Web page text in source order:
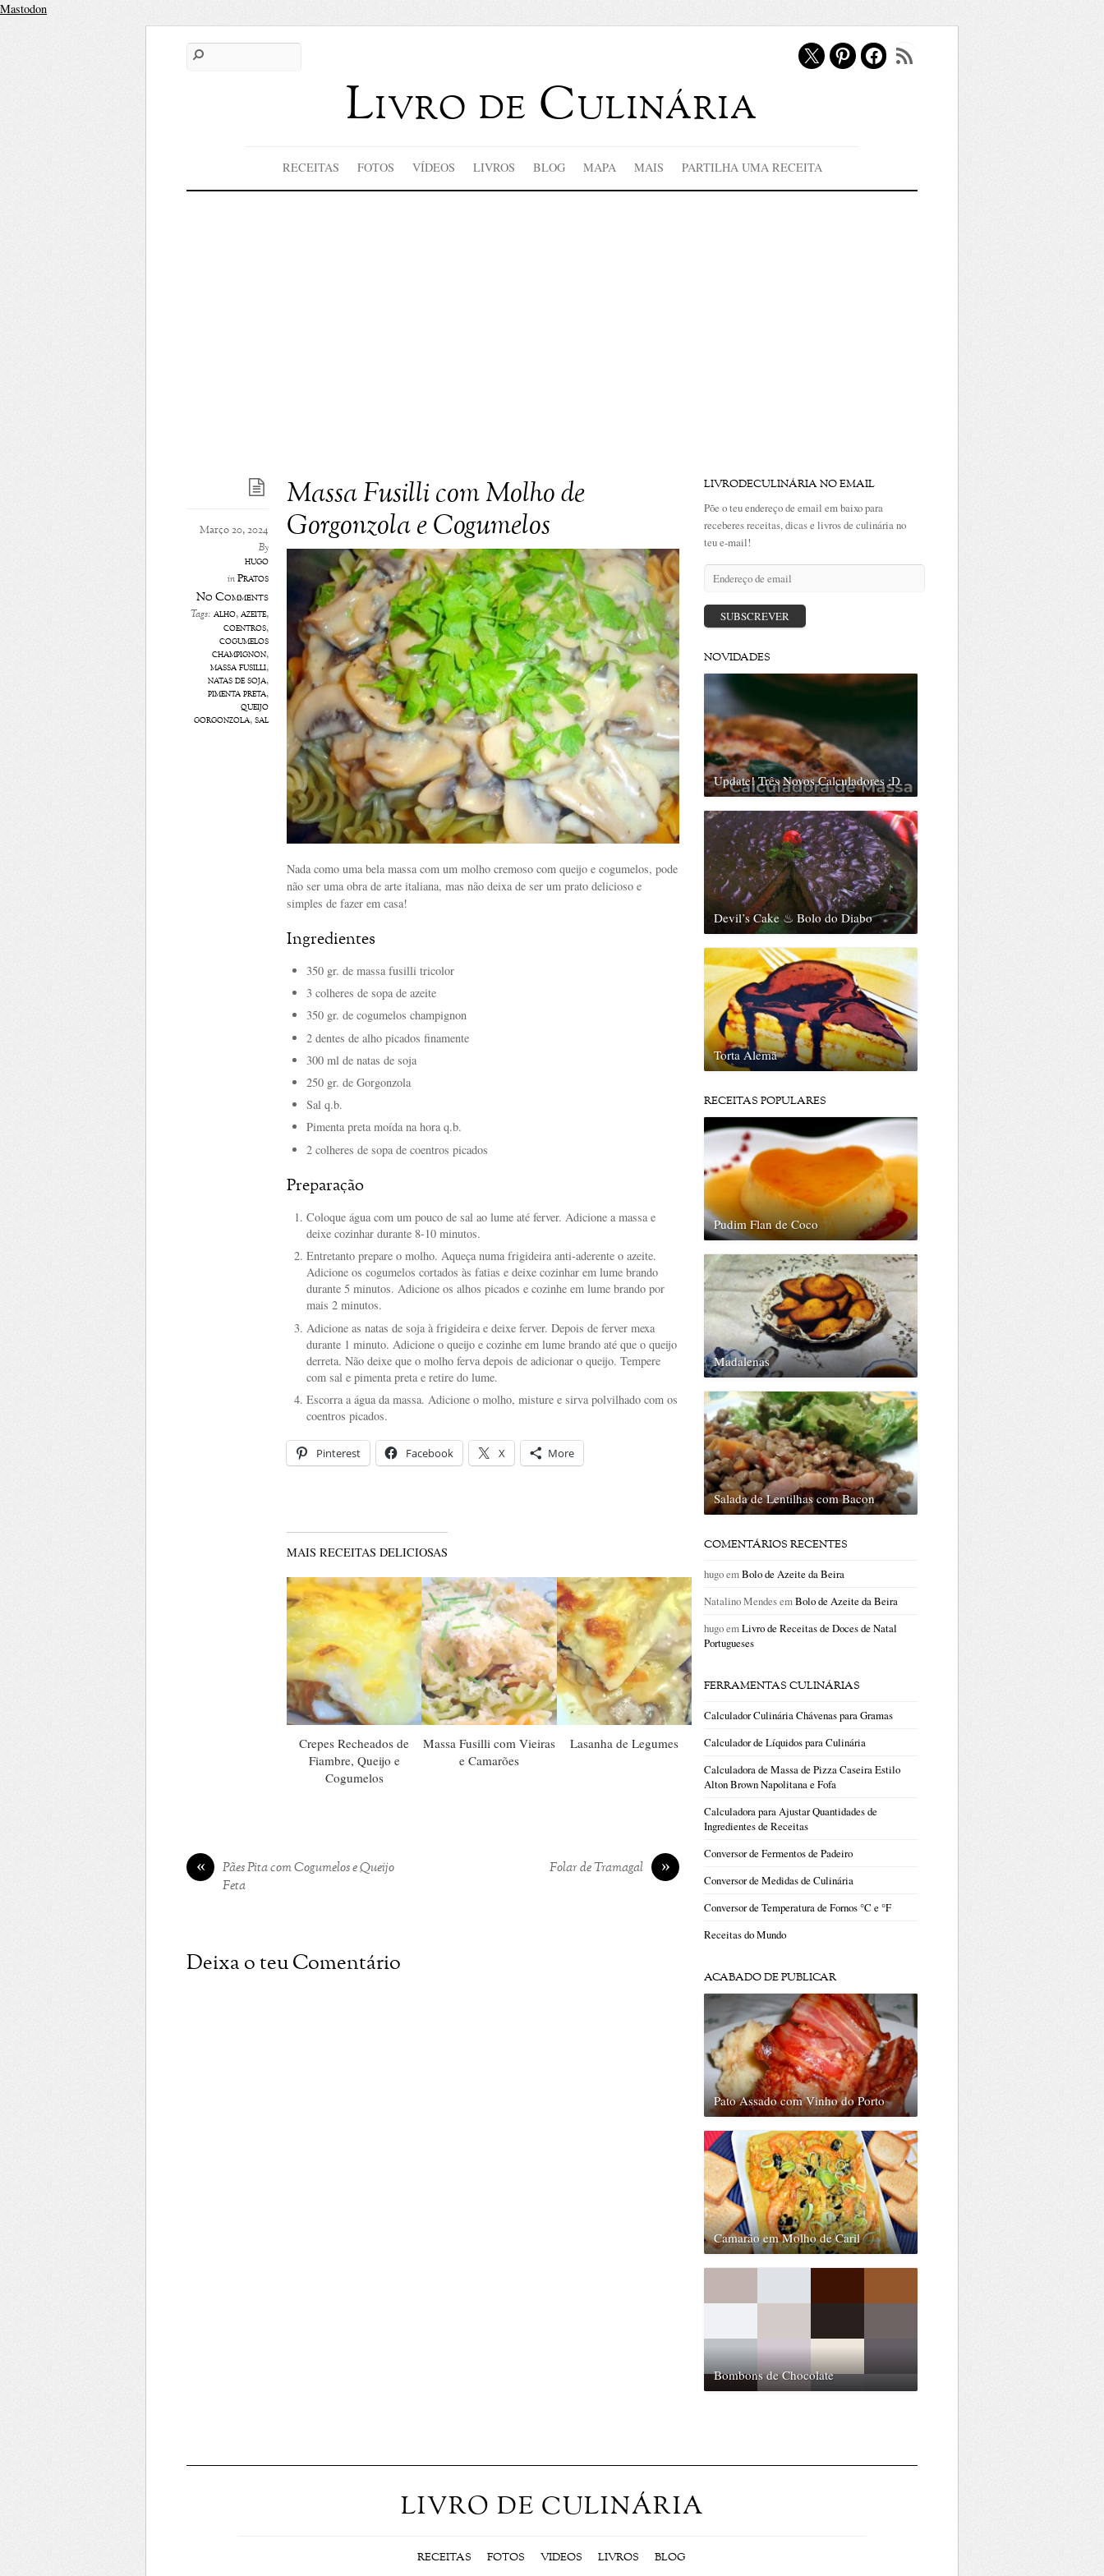
Mastodon
Livro de Culinária
X Pinterest
Facebook
Feed RSS
RECEITAS FOTOS VÍDEOS LIVROS BLOG MAPA MAIS PARTILHA UMA RECEITA
Massa Fusilli com Molho de
Gorgonzola e Cogumelos
Março 20, 2024
By
hugo
inPratos
No Comments
Tags: alho,azeite,
coentros,
cogumelos
champignon,
massa fusilli,
natas de soja,
pimenta preta,
queijo
gorgonzola,sal
Nada como uma bela massa com um molho cremoso com queijo e cogumelos, pode
não ser uma obra de arte italiana, mas não deixa de ser um prato delicioso e
simples de fazer em casa!
Ingredientes
350 gr. de massa fusilli tricolor
3 colheres de sopa de azeite
350 gr. de cogumelos champignon
2 dentes de alho picados finamente
300 ml de natas de soja
250 gr. de Gorgonzola
Sal q.b.
Pimenta preta moída na hora q.b.
2 colheres de sopa de coentros picados
Preparação
Coloque água com um pouco de sal ao lume até ferver. Adicione a massa e
deixe cozinhar durante 8-10 minutos.
Entretanto prepare o molho. Aqueça numa frigideira anti-aderente o azeite.
Adicione os cogumelos cortados às fatias e deixe cozinhar em lume brando
durante 5 minutos. Adicione os alhos picados e cozinhe em lume brando por
mais 2 minutos.
Adicione as natas de soja à frigideira e deixe ferver. Depois de ferver mexa
durante 1 minuto. Adicione o queijo e cozinhe em lume brando até que o queijo
derreta. Não deixe que o molho ferva depois de adicionar o queijo. Tempere
com sal e pimenta preta e retire do lume.
Escorra a água da massa. Adicione o molho, misture e sirva polvilhado com os
coentros picados.
Pinterest Facebook X More
MAIS RECEITAS DELICIOSAS
Crepes Recheados de
Fiambre, Queijo e
Cogumelos
Massa Fusilli com Vieiras
e Camarões
Lasanha de Legumes
«
Pães Pita com Cogumelos e Queijo
Feta
»
Folar de Tramagal
Deixa o teu Comentário
LIVRODECULINÁRIA NO EMAIL
Põe o teu endereço de email em baixo para
receberes receitas, dicas e livros de culinária no
teu e-mail!
email
SUBSCREVER
NOVIDADES
Update! Três Novos Calculadores ;D
Devil’s Cake ♨ Bolo do Diabo
Torta Alemã
RECEITAS POPULARES
Pudim Flan de Coco
Madalenas
Salada de Lentilhas com Bacon
COMENTÁRIOS RECENTES
hugoemBolo de Azeite da Beira
Natalino MendesemBolo de Azeite da Beira
hugoemLivro de Receitas de Doces de Natal
Portugueses
FERRAMENTAS CULINÁRIAS
Calculador Culinária Chávenas para Gramas
Calculador de Líquidos para Culinária
Calculadora de Massa de Pizza Caseira Estilo
Alton Brown Napolitana e Fofa
Calculadora para Ajustar Quantidades de
Ingredientes de Receitas
Conversor de Fermentos de Padeiro
Conversor de Medidas de Culinária
Conversor de Temperatura de Fornos °C e °F
Receitas do Mundo
ACABADO DE PUBLICAR
Pato Assado com Vinho do Porto
Camarão em Molho de Caril
Bombons de Chocolate
LIVRO DE CULINÁRIA
RECEITAS FOTOS VIDEOS LIVROS BLOG